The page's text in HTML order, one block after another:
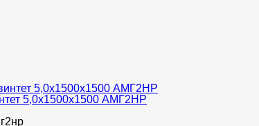
5,0х1500х1500 АМГ2НР